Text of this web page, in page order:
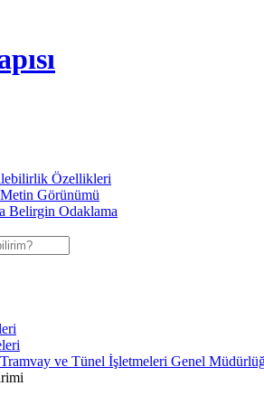
Özellikleri
Görünümü
Belirgin Odaklama
ve Tünel İşletmeleri Genel